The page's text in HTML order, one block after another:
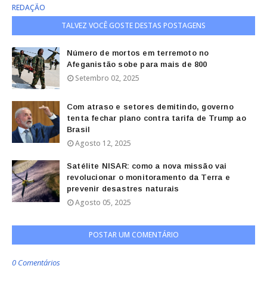
REDAÇÃO
TALVEZ VOCÊ GOSTE DESTAS POSTAGENS
Número de mortos em terremoto no
Afeganistão sobe para mais de 800
Setembro 02, 2025
Com atraso e setores demitindo, governo
tenta fechar plano contra tarifa de Trump ao
Brasil
Agosto 12, 2025
Satélite NISAR: como a nova missão vai
revolucionar o monitoramento da Terra e
prevenir desastres naturais
Agosto 05, 2025
POSTAR UM COMENTÁRIO
0 Comentários